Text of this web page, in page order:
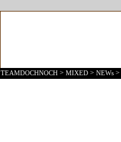
TEAMDOCHNOCH > MIXED > NEWs >